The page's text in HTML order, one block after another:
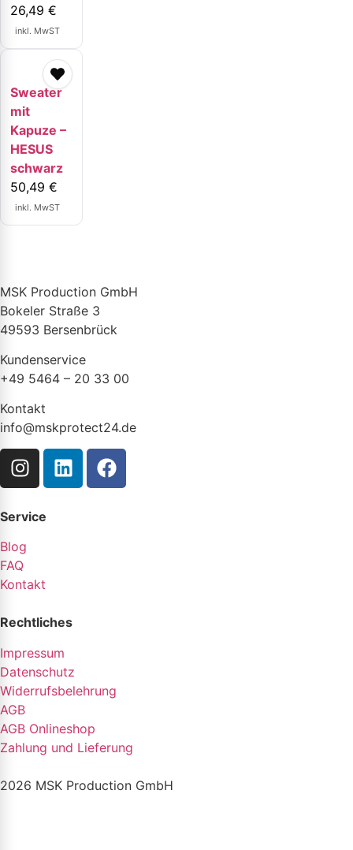
26,49 €
inkl. MwST
Sweater
mit
Kapuze –
HESUS
schwarz
50,49 €
inkl. MwST
MSK Production GmbH
Bokeler Straße 3
49593 Bersenbrück
Kundenservice
+49 5464 – 20 33 00
Kontakt
info@mskprotect24.de
Service
Blog
FAQ
Kontakt
Rechtliches
Impressum
Datenschutz
Widerrufsbelehrung
AGB
AGB Onlineshop
Zahlung und Lieferung
2026 MSK Production GmbH